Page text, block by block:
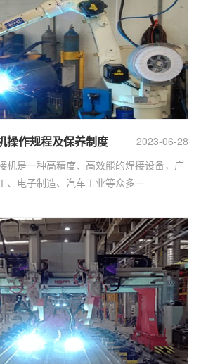
2023-06-28
操作规程及保养制度
机是一种高精度、高效能的焊接设备，广
、电子制造、汽车工业等众多···